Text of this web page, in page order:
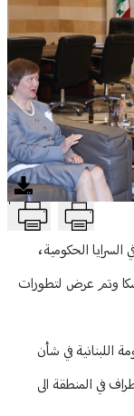
T
الحكومية،
وتم عرض لتطورات
اللبنانية في شأن
في المنطقة الى